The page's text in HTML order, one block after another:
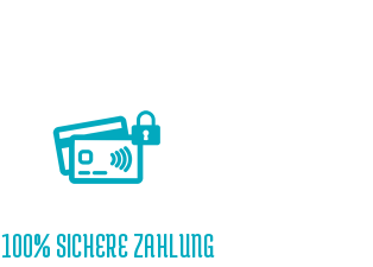
100% SICHERE ZAHLUNG